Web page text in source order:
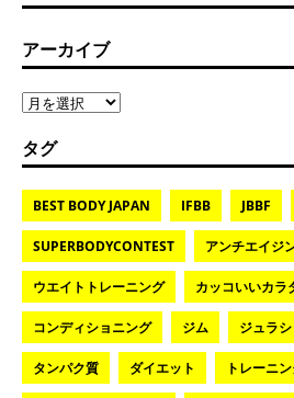
アーカイブ
タグ
BEST BODY JAPAN IFBB JBBF
SUPERBODYCONTEST アンチエイジ
ウエイトトレーニング カッコいいカラ
コンディショニング ジム ジュラ
タンパク質 ダイエット トレーニ